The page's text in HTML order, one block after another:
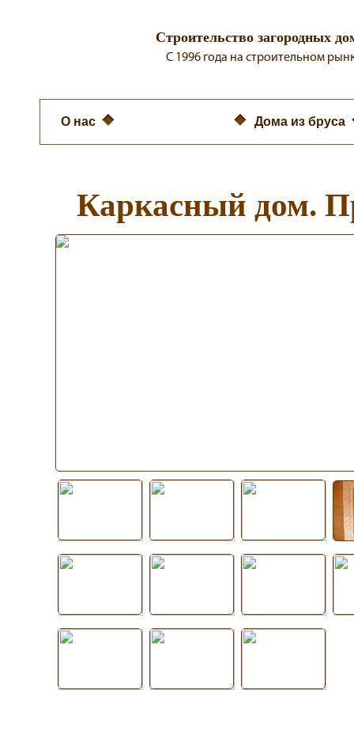
Строительство загородных
C 1996 года на строительном
О нас Дома из бруса
Каркасный дом.